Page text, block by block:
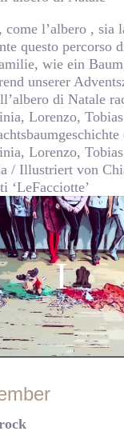
l’albero , sia
questo percorso
wie ein
unserer
di Natale
Lorenzo,
Lorenzo,
/ Illustriert von
‘LeFacciotte’